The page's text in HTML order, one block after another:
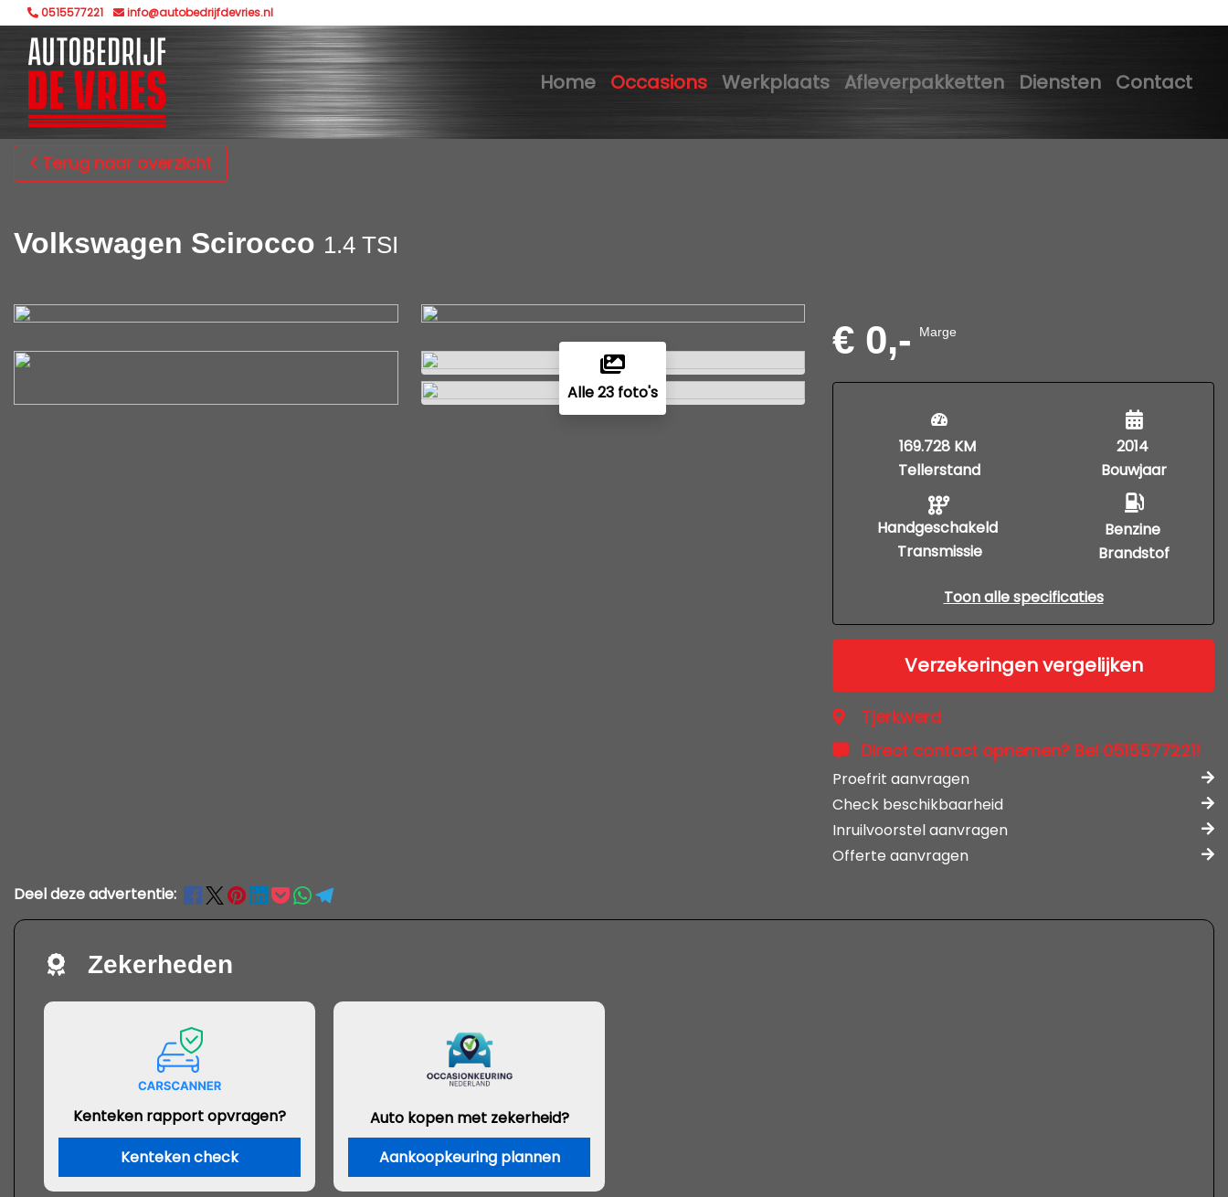
0515577221 info@autobedrijfdevries.nl
Home Occasions Werkplaats Afleverpakketten Diensten Contact
Terug naar overzicht
Volkswagen Scirocco 1.4 TSI
Alle 23 foto's
€ 0,- Marge
169.728 KM
Tellerstand
Handgeschakeld
Transmissie
2014
Bouwjaar
Benzine
Brandstof
Toon alle specificaties
Verzekeringen vergelijken
Tjerkwerd
Direct contact opnemen? Bel 0515577221!
Proefrit aanvragen
Check beschikbaarheid
Inruilvoorstel aanvragen
Offerte aanvragen
Deel deze advertentie:
Zekerheden
Kenteken rapport opvragen?
Kenteken check
Auto kopen met zekerheid?
Aankoopkeuring plannen